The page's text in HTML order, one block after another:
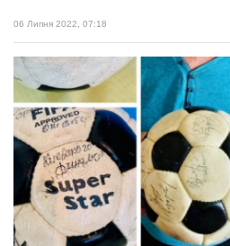
06 Липня 2022, 07:18